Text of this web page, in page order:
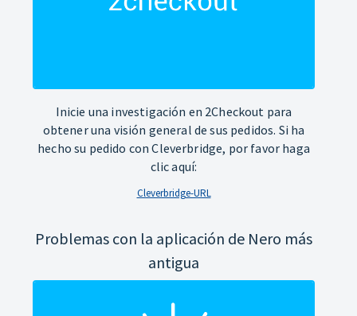
Inicie una investigación en 2Checkout para
obtener una visión general de sus pedidos. Si ha
hecho su pedido con Cleverbridge, por favor haga
clic aquí:
Cleverbridge-URL
Problemas con la aplicación de Nero más
antigua